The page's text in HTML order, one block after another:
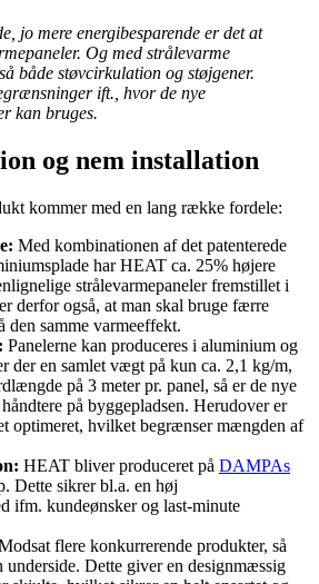
jo mere energibesparende er det at
Og med strålevarme
både støvcirkulation og støjgener.
ift., hvor de nye
kan bruges.
og nem installation
kommer med en lang række fordele:
Med kombinationen af det patenterede
har HEAT ca. 25% højere
strålevarmepaneler fremstillet i
derfor også, at man skal bruge færre
den samme varmeeffekt.
Panelerne kan produceres i aluminium og
der en samlet vægt på kun ca. 2,1 kg/m,
på 3 meter pr. panel, så er de nye
på byggepladsen. Herudover er
optimeret, hvilket begrænser mængden af
HEAT bliver produceret på DAMPAs
Dette sikrer bl.a. en høj
ifm. kundeønsker og last-minute
flere konkurrerende produkter, så
Dette giver en designmæssig